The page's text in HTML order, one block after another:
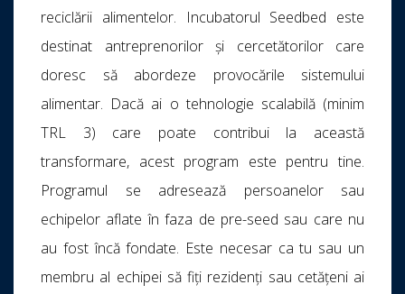
reciclării alimentelor. Incubatorul Seedbed este
destinat antreprenorilor și cercetătorilor care
doresc să abordeze provocările sistemului
alimentar. Dacă ai o tehnologie scalabilă (minim
TRL 3) care poate contribui la această
transformare, acest program este pentru tine.
Programul se adresează persoanelor sau
echipelor aflate în faza de pre-seed sau care nu
au fost încă fondate. Este necesar ca tu sau un
membru al echipei să fiți rezidenți sau cetățeni ai